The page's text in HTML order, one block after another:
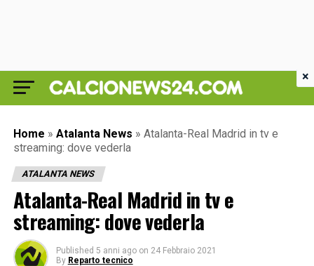
Home » Atalanta News » Atalanta-Real Madrid in tv e
streaming: dove vederla
ATALANTA NEWS
Atalanta-Real Madrid in tv e
streaming: dove vederla
Published 5 anni ago on 24 Febbraio 2021
By Reparto tecnico
×